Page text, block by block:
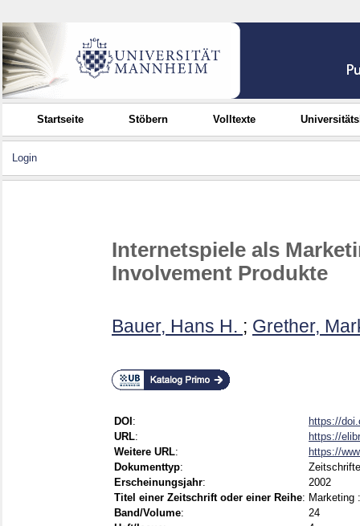
Startseite Stöbern Volltexte
Login
Internetspiele als
Involvement Produkte
Bauer, Hans H. ; Grether,
DOI :
https://
URL:
https://
Weitere URL:
https://
Dokumenttyp:
Erscheinungsjahr:
2002
Titel einer Zeitschrift oder einer Reihe: Marketing
Band/Volume:
24